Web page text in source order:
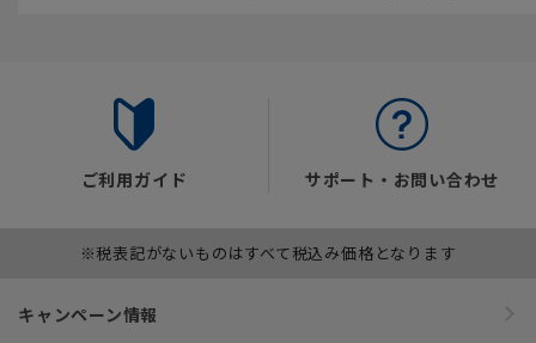
ご利用ガイド サポート・お問い合わせ
※税表記がないものはすべて税込み価格となります
キャンペーン情報